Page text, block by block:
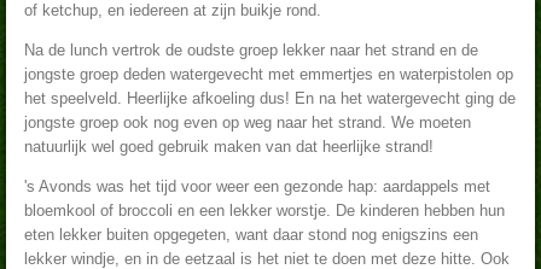
of ketchup, en iedereen at zijn buikje rond.
Na de lunch vertrok de oudste groep lekker naar het strand en de
jongste groep deden watergevecht met emmertjes en waterpistolen op
het speelveld. Heerlijke afkoeling dus! En na het watergevecht ging de
jongste groep ook nog even op weg naar het strand. We moeten
natuurlijk wel goed gebruik maken van dat heerlijke strand!
's Avonds was het tijd voor weer een gezonde hap: aardappels met
bloemkool of broccoli en een lekker worstje. De kinderen hebben hun
eten lekker buiten opgegeten, want daar stond nog enigszins een
lekker windje, en in de eetzaal is het niet te doen met deze hitte. Ook